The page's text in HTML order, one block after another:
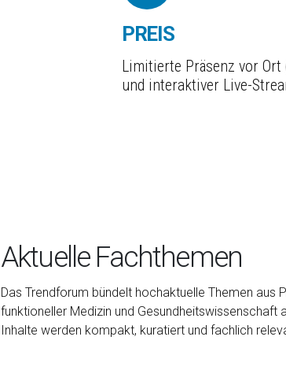
PREIS
Limitierte Präsenz vor Ort
und interaktiver Live-
Aktuelle Fachthemen
Das Trendforum bündelt hochaktuelle Themen aus
funktioneller Medizin und Gesundheitswissenschaft
Inhalte werden kompakt, kuratiert und fachlich